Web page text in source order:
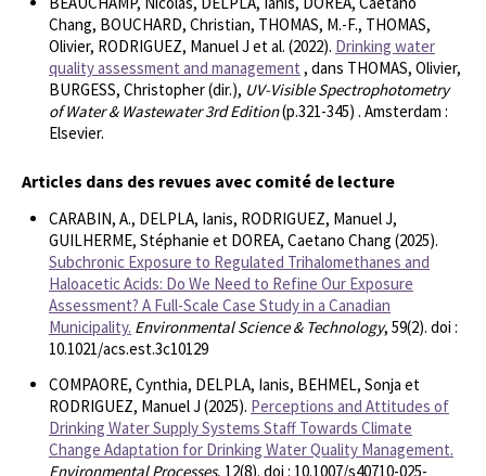
Chang, BOUCHARD, Christian, THOMAS, M.-F., THOMAS,
Olivier, RODRIGUEZ, Manuel J et al. (2022). Drinking water
quality assessment and management , dans THOMAS, Olivier,
BURGESS, Christopher (dir.), UV-Visible Spectrophotometry
of Water & Wastewater 3rd Edition(p.321-345) . Amsterdam :
Elsevier.
Articles dans des revues avec comité de lecture
CARABIN, A., DELPLA, Ianis, RODRIGUEZ, Manuel J,
GUILHERME, Stéphanie et DOREA, Caetano Chang (2025).
Subchronic Exposure to Regulated Trihalomethanes and
Haloacetic Acids: Do We Need to Refine Our Exposure
Assessment? A Full-Scale Case Study in a Canadian
Municipality. Environmental Science & Technology, 59(2). doi :
10.1021/acs.est.3c10129
COMPAORE, Cynthia, DELPLA, Ianis, BEHMEL, Sonja et
RODRIGUEZ, Manuel J (2025). Perceptions and Attitudes of
Drinking Water Supply Systems Staff Towards Climate
Change Adaptation for Drinking Water Quality Management.
Environmental Processes, 12(8). doi : 10.1007/s40710-025-